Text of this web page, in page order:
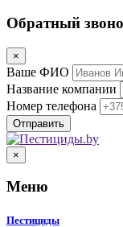
Обратный
×
Ваше ФИО
Название компании
Номер телефона
×
Меню
Пестициды